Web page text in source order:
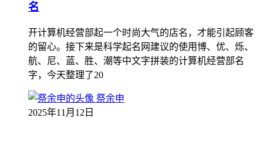
名
开计算机经营部起一个时尚大气的店名，才能引起顾客
的留心。接下来是科学起名网建议的使用博、优、烁、
航、尼、蓝、胜、潮等中文字拼装的计算机经营部名
字，今天整理了20
祭余申
2025年11月12日